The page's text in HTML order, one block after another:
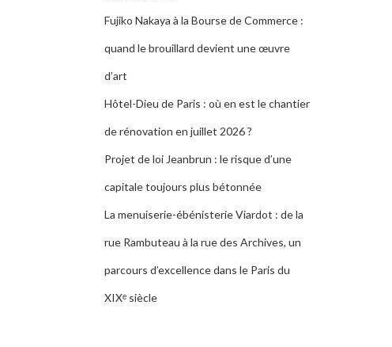
Fujiko Nakaya à la Bourse de Commerce :
quand le brouillard devient une œuvre
d’art
Hôtel-Dieu de Paris : où en est le chantier
de rénovation en juillet 2026 ?
Projet de loi Jeanbrun : le risque d’une
capitale toujours plus bétonnée
La menuiserie-ébénisterie Viardot : de la
rue Rambuteau à la rue des Archives, un
parcours d’excellence dans le Paris du
XIXᵉ siècle